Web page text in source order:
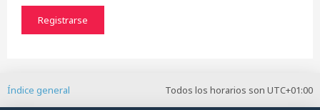
Registrarse
Todos los horarios son UTC+01:00
Índice general